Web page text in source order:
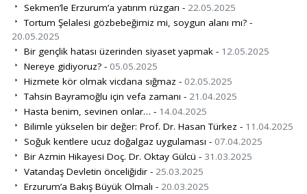
Sekmen’le Erzurum’a yatırım rüzgarı - 22.05.2025
Tortum Şelalesi gözbebeğimiz mi, soygun alanı mı? -
20.05.2025
Bir gençlik hatası üzerinden siyaset yapmak - 12.05.2025
Nereye gidiyoruz? - 05.05.2025
Hizmete kör olmak vicdana sığmaz - 02.05.2025
Tahsin Bayramoğlu için vefa zamanı - 21.04.2025
Hasta benim, sevinen onlar… - 14.04.2025
Bilimle yükselen bir değer: Prof. Dr. Hasan Türkez - 11.04.2025
Soğuk kentlere ucuz doğalgaz uygulaması - 07.04.2025
Bir Azmin Hikayesi Doç. Dr. Oktay Gülcü - 31.03.2025
Vatandaş Devletin önceliğidir - 25.03.2025
Erzurum’a Bakış Büyük Olmalı - 20.03.2025